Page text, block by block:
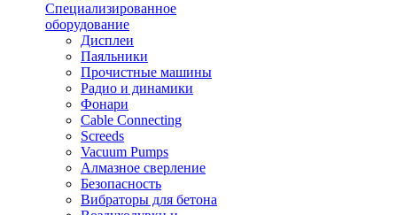
Специализированное
оборудование
Дисплеи
Паяльники
Прочистные машины
Радио и динамики
Фонари
Cable Connecting
Screeds
Vacuum Pumps
Алмазное сверление
Безопасность
Вибраторы для бетона